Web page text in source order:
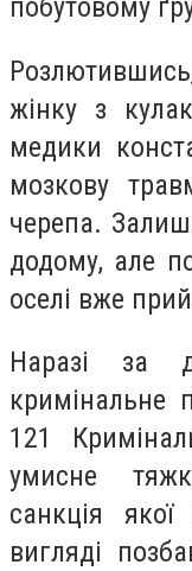
побутовому
жінку з
медики
мозкову
черепа.
додому, але
оселі вже
Наразі за
кримінальне
121
умисне
санкція
вигляді